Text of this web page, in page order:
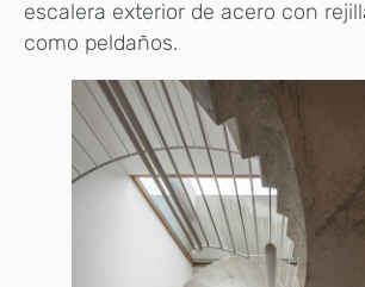
escalera exterior de acero con
como peldaños.